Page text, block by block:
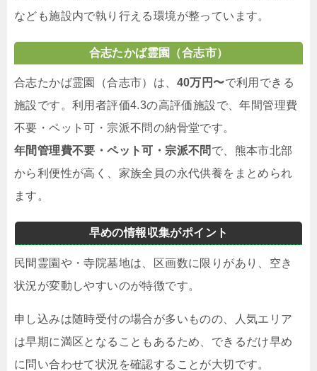
なども施設内で執り行える環境が整っています。
合志たかば霊園（合志市）
合志たかば霊園（合志市）は、 40万円〜で利用できる
施設です。利用者評価4.3の高評価施設で、年間管理費
不要・ペット可・宗派不問の納骨堂です。
年間管理費不要・ペット可・宗派不問 で、熊本市北部
から利便性が高く、家族全員の永代供養をまとめられ
ます。
早めの情報収集がポイント
民間霊園や・寺院墓地は、区画数に限りがあり、空き
状況が変動しやすいのが特徴です。
申し込みは随時受付の場合が多いものの、人気エリア
は早期に満区となることもあるため、できるだけ早め
に問い合わせて状況を確認することが大切です。